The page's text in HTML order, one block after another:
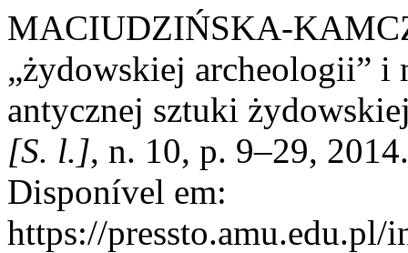
MACIUDZIŃSKA-
„żydowskiej archeologii” i
antycznej sztuki
[S. l.], n. 10, p. 9–29,
Disponível em:
https://